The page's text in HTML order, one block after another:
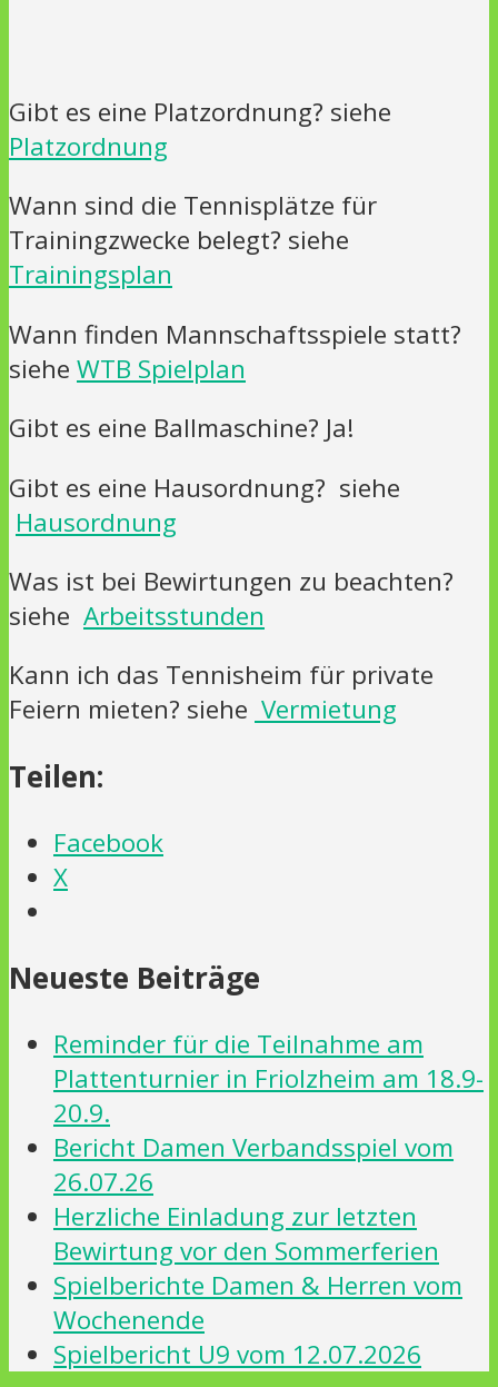
Gibt es eine Platzordnung? siehe
Platzordnung
Wann sind die Tennisplätze für
Trainingzwecke belegt? siehe
Trainingsplan
Wann finden Mannschaftsspiele statt?
siehe WTB Spielplan
Gibt es eine Ballmaschine? Ja!
Gibt es eine Hausordnung? siehe
Hausordnung
Was ist bei Bewirtungen zu beachten?
siehe Arbeitsstunden
Kann ich das Tennisheim für private
Feiern mieten? siehe Vermietung
Teilen:
Facebook
X
Neueste Beiträge
Reminder für die Teilnahme am
Plattenturnier in Friolzheim am 18.9-
20.9.
Bericht Damen Verbandsspiel vom
26.07.26
Herzliche Einladung zur letzten
Bewirtung vor den Sommerferien
Spielberichte Damen & Herren vom
Wochenende
Spielbericht U9 vom 12.07.2026